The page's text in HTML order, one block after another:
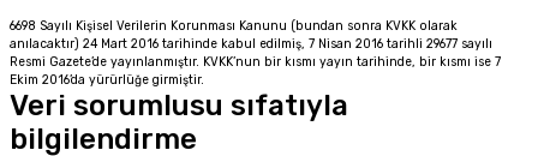
6698 Sayılı Kişisel Verilerin Korunması Kanunu (bundan sonra KVKK olarak
anılacaktır) 24 Mart 2016 tarihinde kabul edilmiş, 7 Nisan 2016 tarihli 29677 sayılı
Resmi Gazete’de yayınlanmıştır. KVKK’nun bir kısmı yayın tarihinde, bir kısmı ise 7
Ekim 2016’da yürürlüğe girmiştir.
Veri sorumlusu sıfatıyla
bilgilendirme